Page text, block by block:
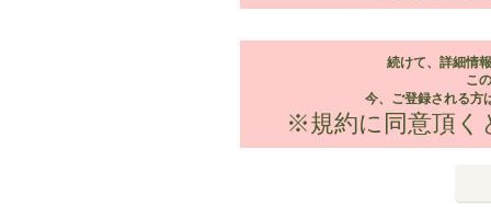
第１条 本規約等
１．本規約において
サービスをご利用さ
２．弊社は本規約を
ます。また改訂され
続けて、詳細情
こ
今、ご登録される
※規約に同意頂く